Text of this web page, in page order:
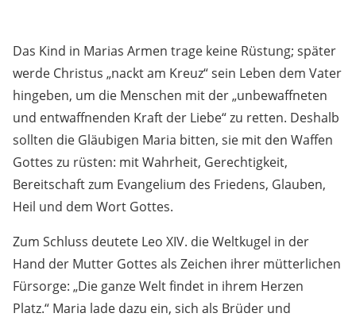
Das Kind in Marias Armen trage keine Rüstung; später
werde Christus „nackt am Kreuz“ sein Leben dem Vater
hingeben, um die Menschen mit der „unbewaffneten
und entwaffnenden Kraft der Liebe“ zu retten. Deshalb
sollten die Gläubigen Maria bitten, sie mit den Waffen
Gottes zu rüsten: mit Wahrheit, Gerechtigkeit,
Bereitschaft zum Evangelium des Friedens, Glauben,
Heil und dem Wort Gottes.
Zum Schluss deutete Leo XIV. die Weltkugel in der
Hand der Mutter Gottes als Zeichen ihrer mütterlichen
Fürsorge: „Die ganze Welt findet in ihrem Herzen
Platz.“ Maria lade dazu ein, sich als Brüder und